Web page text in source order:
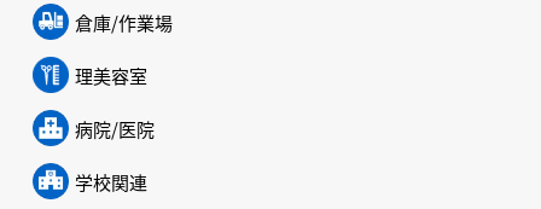
倉庫/作業場
理美容室
病院/医院
学校関連